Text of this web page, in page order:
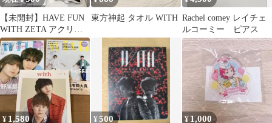
【未開封】HAVE FUN
WITH ZETA アクリル
スタンド 全4種
東方神起 タオル WITH Rachel comey レイチェ
ルコーミー ピアス
¥ 1,580 ¥500 ¥ 1,000